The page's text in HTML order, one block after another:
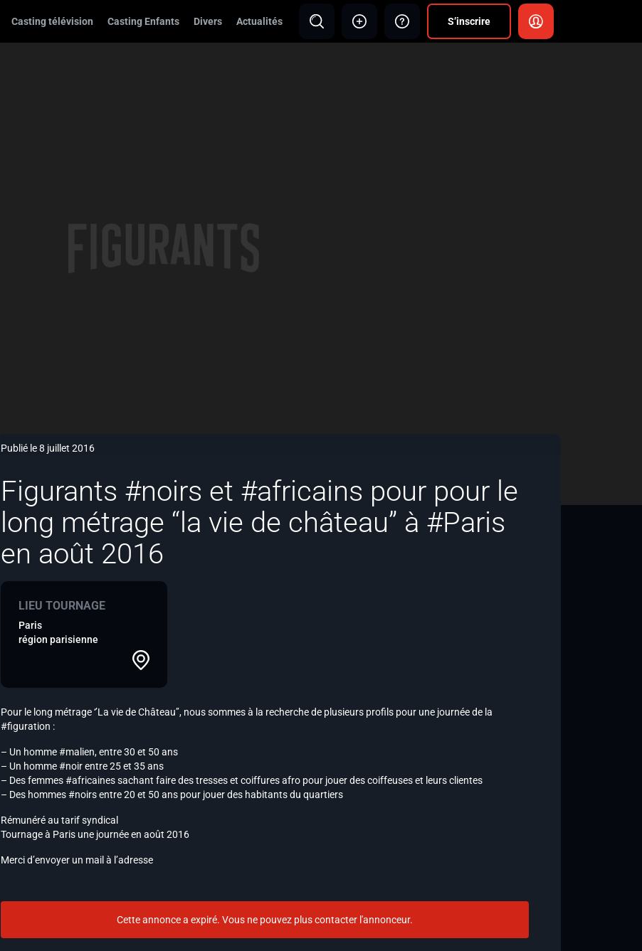
Casting télévision Casting Enfants Divers Actualités S’inscrire
Publié le 8 juillet 2016
Figurants #noirs et #africains pour pour le
long métrage “la vie de château” à #Paris
en août 2016
LIEU TOURNAGE
Paris
région parisienne
Pour le long métrage ‘’La vie de Château’’, nous sommes à la recherche de plusieurs profils pour une journée de la
#figuration :
– Un homme #malien, entre 30 et 50 ans
– Un homme #noir entre 25 et 35 ans
– Des femmes #africaines sachant faire des tresses et coiffures afro pour jouer des coiffeuses et leurs clientes
– Des hommes #noirs entre 20 et 50 ans pour jouer des habitants du quartiers
Rémunéré au tarif syndical
Tournage à Paris une journée en août 2016
Merci d’envoyer un mail à l’adresse
Cette annonce a expiré. Vous ne pouvez plus contacter l'annonceur.